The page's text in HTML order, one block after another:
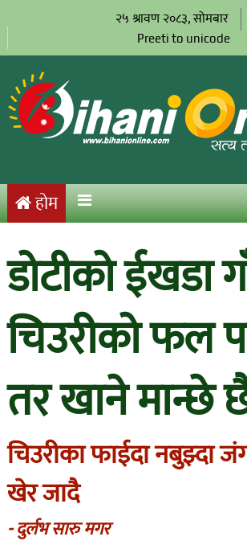
२५ श्रावण २०८३, सोमबार
Preeti to unicode
होम
डोटीको ईखडा
चिउरीको फल
तर खाने मान्छे
चिउरीका फाईदा नबुझ्दा
खेर जादै
- दुर्लभ सारु मगर